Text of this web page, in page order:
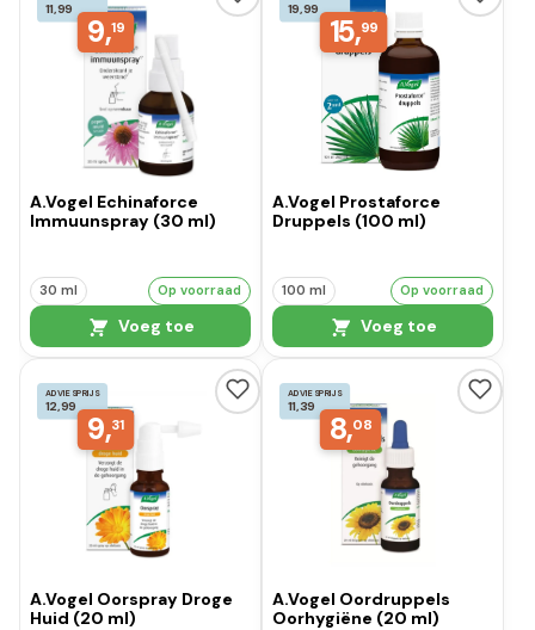
11,99
9,19
A.Vogel Echinaforce
Immuunspray (30 ml)
30 ml Op voorraad
Voeg toe
19,99
15,99
A.Vogel Prostaforce
Druppels (100 ml)
100 ml Op voorraad
Voeg toe
ADVIESPRIJS
12,99
9,31
A.Vogel Oorspray Droge
Huid (20 ml)
ADVIESPRIJS
11,39
8,08
A.Vogel Oordruppels
Oorhygiëne (20 ml)